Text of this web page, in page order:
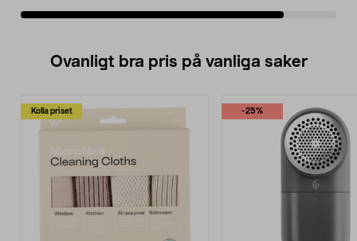
Ovanligt bra pris på vanliga saker
Kolla priset -25%